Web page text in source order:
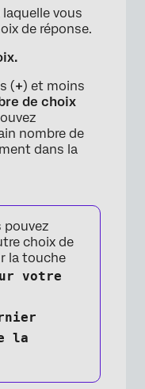
×
vous
de réponse.
.
(+) et moins
de choix
nombre de
dans la
pouvez
choix de
la touche
votre
la